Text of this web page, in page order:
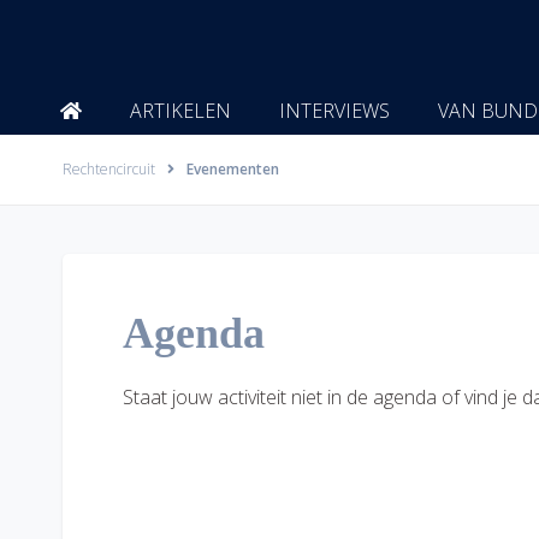
ARTIKELEN INTERVIEWS VAN
Rechtencircuit Evenementen
Agenda
Staat jouw activiteit niet in de agenda of vind je